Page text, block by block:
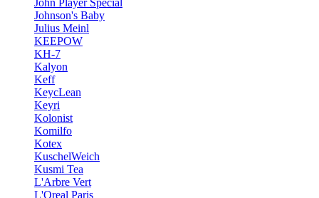
John Player Special
Johnson's Baby
Julius Meinl
KEEPOW
KH-7
Kalyon
Keff
KeycLean
Keyri
Kolonist
Komilfo
Kotex
KuschelWeich
Kusmi Tea
L'Arbre Vert
L'Oreal Paris